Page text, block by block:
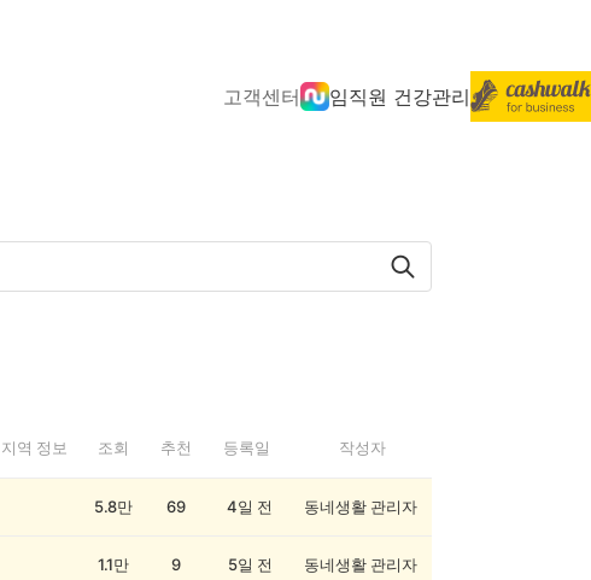
고객센터 임직원 건강관리
지역 정보 조회 추천 등록일 작성자
5.8만 69 4일 전 동네생활 관리자
1.1만 9 5일 전 동네생활 관리자